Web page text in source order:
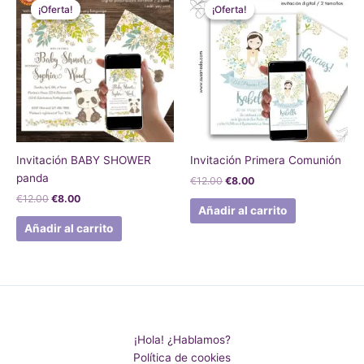
¡Oferta!
¡Oferta!
Invitación BABY SHOWER
panda
€12.00
precio
original
era:
€12.00.
€8.00
precio
actual
es:
€8.00.
Añadir al carrito
¡Oferta!
¡Oferta!
Invitación Primera Comunión
€12.00
precio
original
era:
€12.00.
€8.00
precio
actual
es:
€8.00.
Añadir al carrito
¡Hola! ¿Hablamos?
Política de cookies